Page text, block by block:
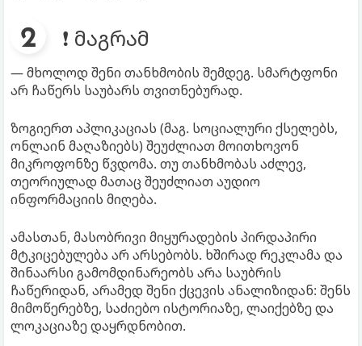
❗ მაგრამ
— მხოლოდ შენი თანხმობის შემდეგ. სმარტფონი
არ ჩაწერს საუბარს თვითნებურად.
ზოგიერთ აპლიკაციას (მაგ. სოციალური ქსელებს,
ონლაინ მაღაზიებს) შეუძლიათ მოითხოვონ
მიკროფონზე წვდომა. თუ თანხმობას აძლევ,
თეორიულად მათაც შეუძლიათ აუდიო
ინფორმაციის მიღება.
ამასთან, მასობრივი მიყურადების პირდაპირი
მტკიცებულება არ არსებობს. ხშირად რეკლამა და
შინაარსი გამომდინარეობს არა საუბრის
ჩაწერიდან, არამედ შენი ქცევის ანალიზიდან: შენს
მიმოწერებზე, საძიებო ისტორიაზე, ლაიქებზე და
ლოკაციაზე დაყრდნობით.